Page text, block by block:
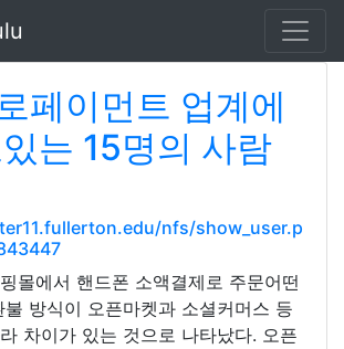
페이먼트 업계에
는 15명의 사람
nfs/show_user.p
몰에서 핸드폰 소액결제로 주문어떤
방식이 오픈마켓과 소셜커머스 등
차이가 있는 것으로 나타났다. 오픈